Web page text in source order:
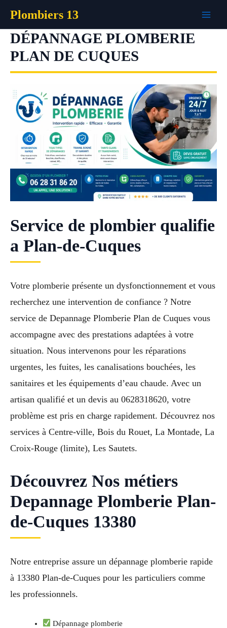
contenu
Plombiers 13
DÉPANNAGE PLOMBERIE
PLAN DE CUQUES
Service de plombier qualifie
a Plan-de-Cuques
Votre plomberie présente un dysfonctionnement et vous
recherchez une intervention de confiance ? Notre
service de Depannage Plomberie Plan de Cuques vous
accompagne avec des prestations adaptées à votre
situation. Nous intervenons pour les réparations
urgentes, les fuites, les canalisations bouchées, les
sanitaires et les équipements d’eau chaude. Avec un
artisan qualifié et un devis au 0628318620, votre
problème est pris en charge rapidement. Découvrez nos
services à Centre-ville, Bois du Rouet, La Montade, La
Croix-Rouge (limite), Les Sautets.
Découvrez Nos métiers
Depannage Plomberie Plan-
de-Cuques 13380
Notre entreprise assure un dépannage plomberie rapide
à 13380 Plan-de-Cuques pour les particuliers comme
les professionnels.
Dépannage plomberie